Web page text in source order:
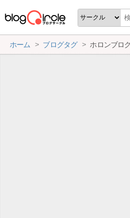
ホーム ブログタグ ホロンブロ